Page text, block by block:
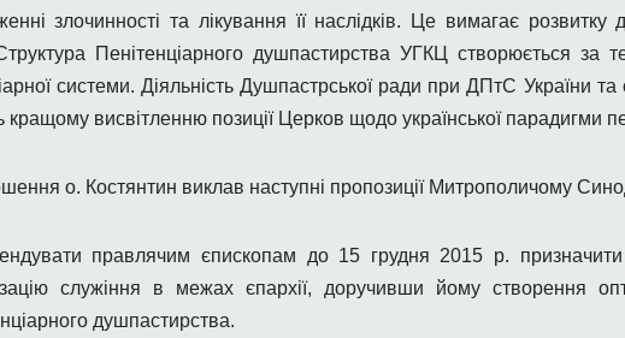
злочинності та лікування її наслідків. Це вимагає
Пенітенціарного душпастирства УГКЦ створюється за
системи. Діяльність Душпастрської ради при ДПтС України та
кращому висвітленню позиції Церков щодо української парадигми
о. Костянтин виклав наступні пропозиції Митрополичому
правлячим єпископам до 15 грудня 2015 р. призначити
служіння в межах єпархії, доручивши йому створення
душпастирства.